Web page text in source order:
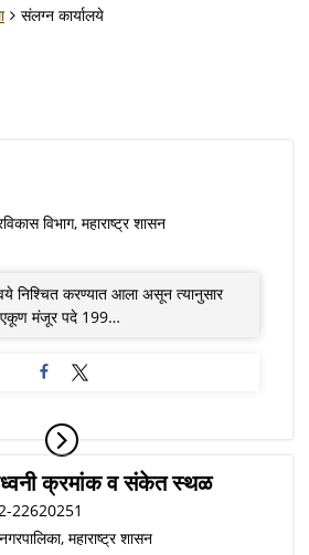
संलग्न कार्यालये
विभाग, महाराष्ट्र शासन
निश्चित करण्यात आला असून त्यानुसार
एकूण मंजूर पदे 199…
क्रमांक व संकेत स्थळ
22620251
महाराष्ट्र शासन